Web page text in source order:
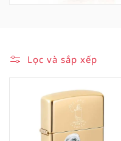
Lọc và sắp xếp